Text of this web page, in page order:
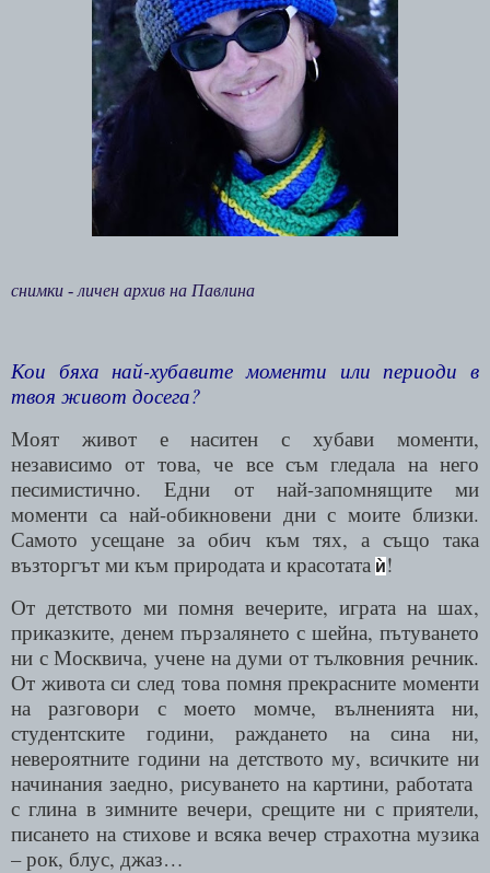
снимки - личен архив на Павлина
Кои бяха най-хубавите моменти или периоди в
твоя живот досега?
Моят живот е наситен с хубави моменти,
независимо от това, че все съм гледала на него
песимистично. Едни от най-запомнящите ми
моменти са най-обикновени дни с моите близки.
Самото усещане за обич към тях, а също така
възторгът ми към природата и красотата ѝ!
От детството ми помня вечерите, играта на шах,
приказките, денем пързалянето с шейна, пътуването
ни с Москвича, учене на думи от тълковния речник.
От живота си след това помня прекрасните моменти
на разговори с моето момче, вълненията ни,
студентските години, раждането на сина ни,
невероятните години на детството му, всичките ни
начинания заедно, рисуването на картини, работата
с глина в зимните вечери, срещите ни с приятели,
писането на стихове и всяка вечер страхотна музика
– рок, блус, джаз…